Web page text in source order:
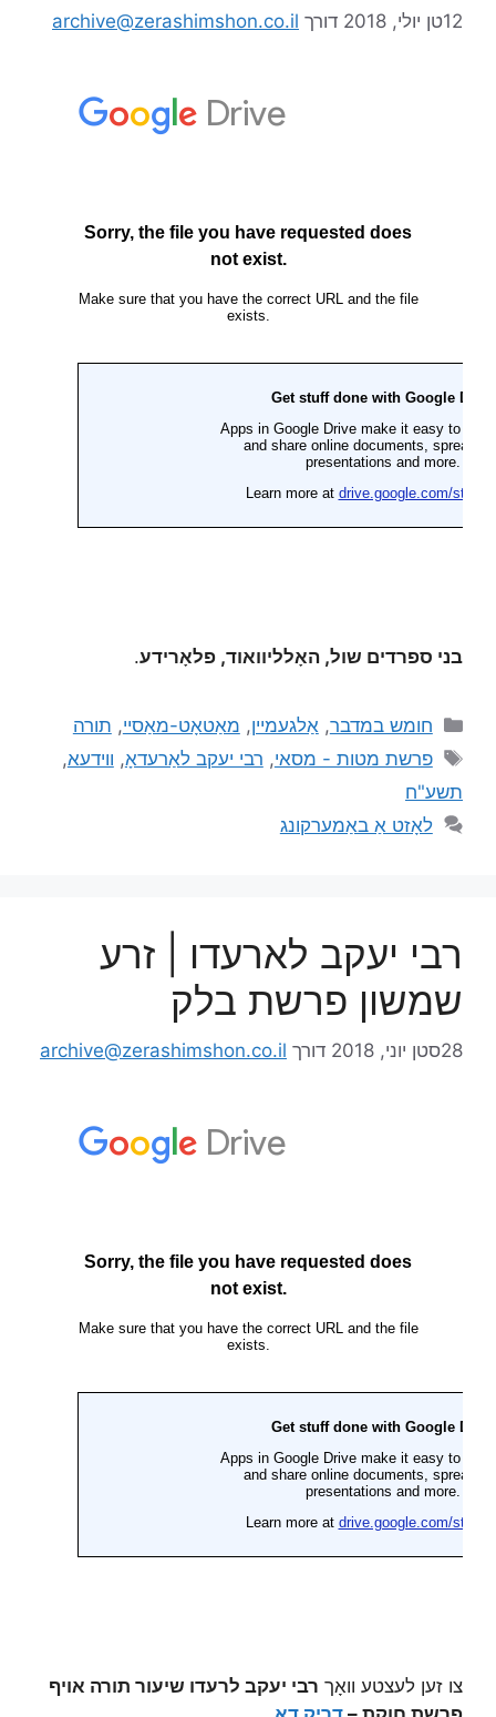
12טן יולי, 2018 דורך archive@zerashimshon.co.il
בני ספרדים שול, האָלליוואוד, פלאָרידע.
חומש במדבר,אַלגעמיין, מאַטאָט-מאַסיי, תורה
פרשת מטות - מסאי, רבי יעקב לאַרעדאָ, ווידעא,
תשע"ח
לאָזט אַ באַמערקונג
רבי יעקב לארעדו | זרע
שמשון פרשת בלק
28סטן יוני, 2018 דורך archive@zerashimshon.co.il
צו זען לעצטע וואָך רבי יעקב לרעדו שיעור תורה אויף